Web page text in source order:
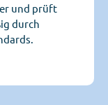
und prüft
durch